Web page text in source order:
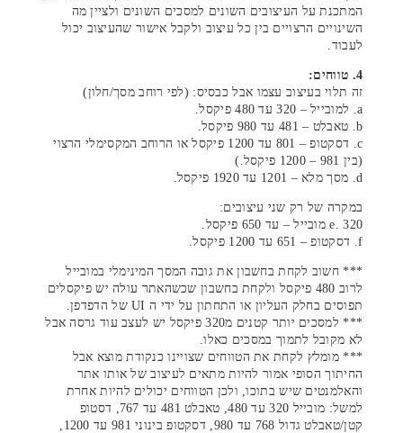
המתכנת על העיצובים השונים למסכים השונים ולציין מה
השינויים הרצויים בין כל עיצוב ולקבל אישור שהעיצוב יכול
לעבוד.
4. טווחים:
זה תלוי בעיצוב עצמו אבל כבסיס: (לפי רוחב מסך/חלון)
a. למובייל – 320 עד 480 פיקסל.
b. טאבלט – 481 עד 980 פיקסל.
c. דסקטופ – 801 עד 1200 פיקסל או הרוחב המקסימלי הרצוי
(בין 981 – 1200 פיקסל.)
d. מסך מלא – 1201 עד 1920 פיקסל.
במקרה של רק שני עיצובים:
e. 320 מובייל – עד 650 פיקסל.
f. דסקטופ – 651 עד 1200 פיקסל.
*** חשוב לקחת בחשבון את גובה המסך המינימלי במובייל
לרוב 480 פיקסל ולקחת בחשבון שכשהאתר עולה יש פיקסלים
תפוסים בחלק העליון או התחתון על ידי ה UI של הדפדפן.
*** למסכים יותר קטנים מ320 פיקסל יש לעצב עוד גרסה אבל
לא מקובל לתמוך במסכים כאלו.
*** מומלץ לקחת את הטווחים שצויינו כנקודת מוצא אבל
החיתוך הסופי אמור להיות מתאים לעיצוב של אותו אתר
והאלמנטים שיש בתוכו, ולכן הטווחים יכולים להיות אחרת
למשל: מובייל 320 עד 480, טאבלט 481 עד 767, דסטופ
קטן/טאבלט גדול 768 עד 980, דסקטופ בינוני 981 עד 1200,